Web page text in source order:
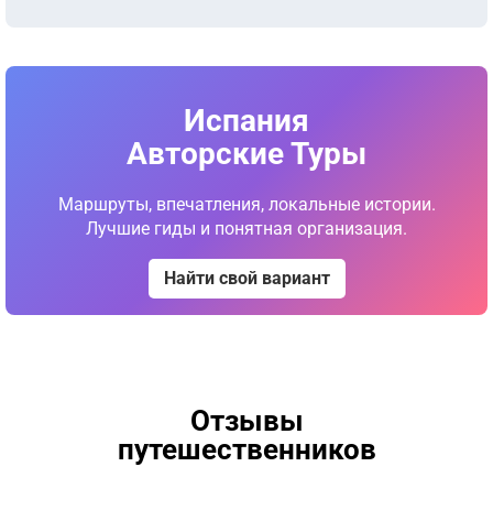
Испания
Авторские Туры
Маршруты, впечатления, локальные истории.
Лучшие гиды и понятная организация.
Найти свой вариант
Отзывы
путешественников